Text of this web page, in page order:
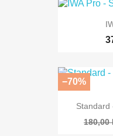
Standard
180,00
−70%